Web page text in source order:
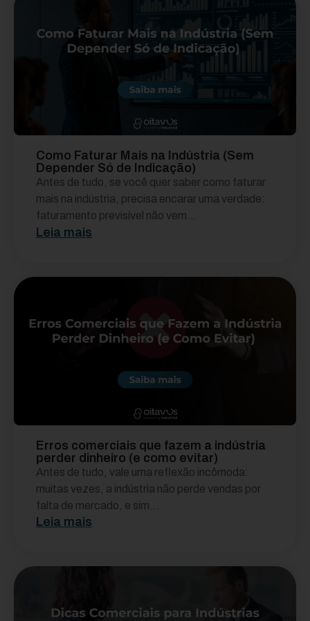
Como Faturar Mais na Indústria (Sem
Depender Só de Indicação)
Antes de tudo, se você quer saber como faturar
mais na indústria, precisa encarar uma verdade:
faturamento previsível não vem...
Leia mais
Erros comerciais que fazem a indústria
perder dinheiro (e como evitar)
Antes de tudo, vale uma reflexão incômoda:
muitas vezes, a indústria não perde vendas por
falta de mercado, e sim...
Leia mais